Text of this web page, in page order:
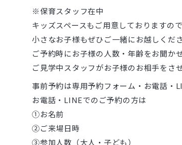
※保育スタッフ在中
キッズスペースもご用意しておりますので
小さなお子様もぜひご一緒にお越しくださ
ご予約時にお子様の人数・年齢をお聞か
ご見学中スタッフがお子様のお相手をさ
事前予約は専用予約フォーム・お電話・
お電話・LINEでのご予約の方は
①お名前
②ご来場日時
③参加人数（大人・子ども）